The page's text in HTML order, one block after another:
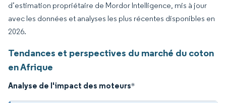
d’estimation propriétaire de Mordor Intelligence, mis à jour
avec les données et analyses les plus récentes disponibles en
2026.
Tendances et perspectives du marché du coton
en Afrique
Analyse de l'impact des moteurs*